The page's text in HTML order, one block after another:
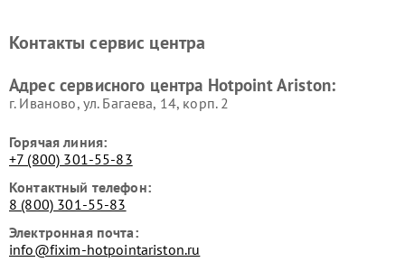
Hotpoint Ariston
Hotpoint Ariston
Ariston
Hotpoint Ariston
Контакты сервис центра
Адрес сервисного центра Hotpoint Ariston:
г. Иваново, ул. Багаева, 14, корп. 2
Горячая линия:
+7 (800) 301-55-83
Контактный телефон:
8 (800) 301-55-83
Электронная почта:
info@fixim-hotpointariston.ru